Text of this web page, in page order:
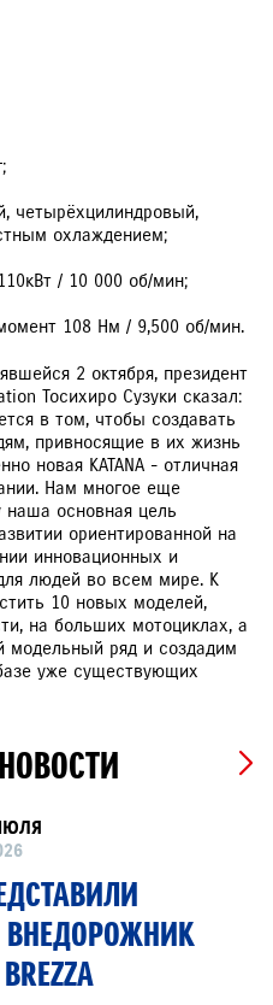
четырёхцилиндровый,
охлаждением;
/ 10 000 об/мин;
108 Нм / 9,500 об/мин.
2 октября, президент
Тосихиро Сузуки сказал:
в том, чтобы создавать
привносящие в их жизнь
новая KATANA - отличная
Нам многое еще
наша основная цель
ориентированной на
инновационных и
людей во всем мире. К
10 новых моделей,
на больших мотоциклах, а
ряд и создадим
уже существующих